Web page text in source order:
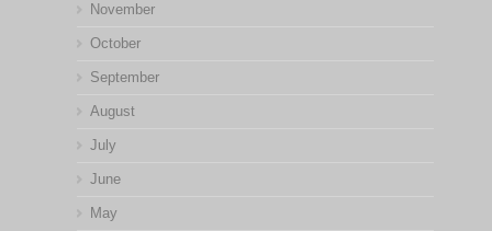
November
October
September
August
July
June
May